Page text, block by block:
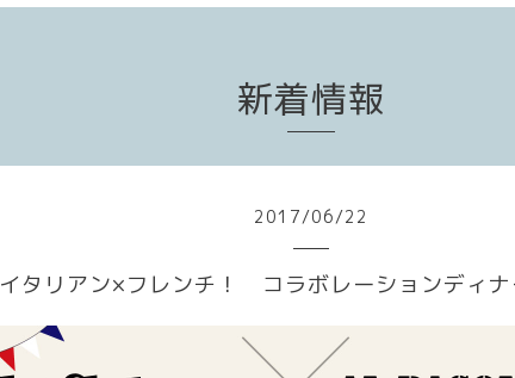
新着情報
2017/06/22
イタリアン×フレンチ！ コラボレーションディナ